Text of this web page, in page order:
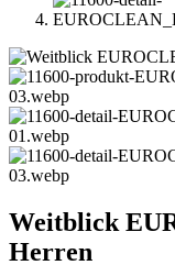
Weitblick
Herren